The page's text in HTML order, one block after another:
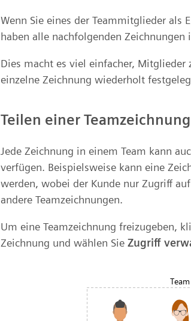
Wenn Sie eines der Teammitglieder
haben alle nachfolgenden Zeichnungen
Dies macht es viel einfacher,
einzelne Zeichnung wiederholt
Teilen einer Teamzeichnung
Jede Zeichnung in einem Team kann
verfügen. Beispielsweise kann eine
werden, wobei der Kunde nur Zugriff
andere Teamzeichnungen.
Um eine Teamzeichnung freizugeben,
Zeichnung und wählen Sie Zugriff